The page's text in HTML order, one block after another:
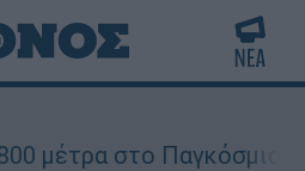
στο Παγκόσμιο